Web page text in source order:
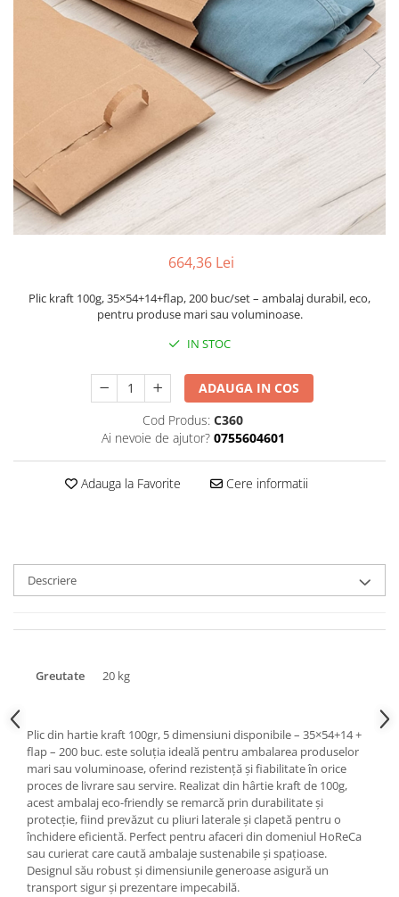
Cutii Clasice CO3 (BAX)
Cutii Clasice CO5 (BAX)
Cutii Cofetarie/ Patiserie
Cutii Prajituri Blank
Cutii Prajituri cu Display
Cutii Prajituri Generic
Cutii Tort Blank
Cutii Tort Generic
Suport Clatite
Cutii Fast Food
Cutii Fast Food Generic
Cutii Pizza Generic
Sacose Plastic
664,36 Lei
Plic kraft 100g, 35×54+14+flap, 200 buc/set – ambalaj durabil, eco,
pentru produse mari sau voluminoase.
IN STOC
ADAUGA IN COS
Cod Produs: C360
Ai nevoie de ajutor? 0755604601
Adauga la Favorite Cere informatii
Descriere
Greutate 20 kg
Plic din hartie kraft 100gr, 5 dimensiuni disponibile – 35×54+14 +
flap – 200 buc. este soluția ideală pentru ambalarea produselor
mari sau voluminoase, oferind rezistență și fiabilitate în orice
proces de livrare sau servire. Realizat din hârtie kraft de 100g,
acest ambalaj eco-friendly se remarcă prin durabilitate și
protecție, fiind prevăzut cu pliuri laterale și clapetă pentru o
închidere eficientă. Perfect pentru afaceri din domeniul HoReCa
sau curierat care caută ambalaje sustenabile și spațioase.
Designul său robust și dimensiunile generoase asigură un
transport sigur și prezentare impecabilă.